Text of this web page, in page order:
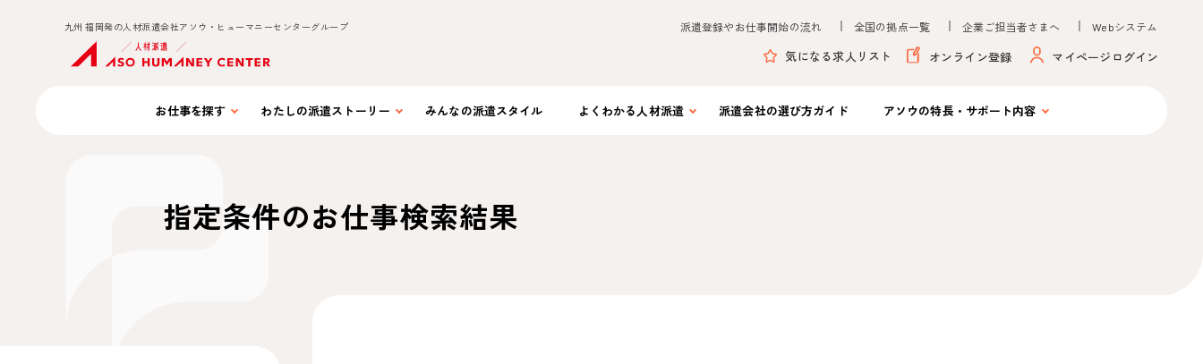
九州 福岡発の人材派遣会社アソウ・ヒューマニーセンターグループ 派遣登録やお仕事開始の流れ 全国の拠点一覧 企業ご担当者さまへ Webシステム
気になる求人リスト オンライン登録 マイページログイン
お仕事を探す わたしの派遣ストーリー みんなの派遣スタイル よくわかる 人材派遣 派遣会社の選び方ガイド アソウの特長・サポート内容
指定条件のお仕事検索結果